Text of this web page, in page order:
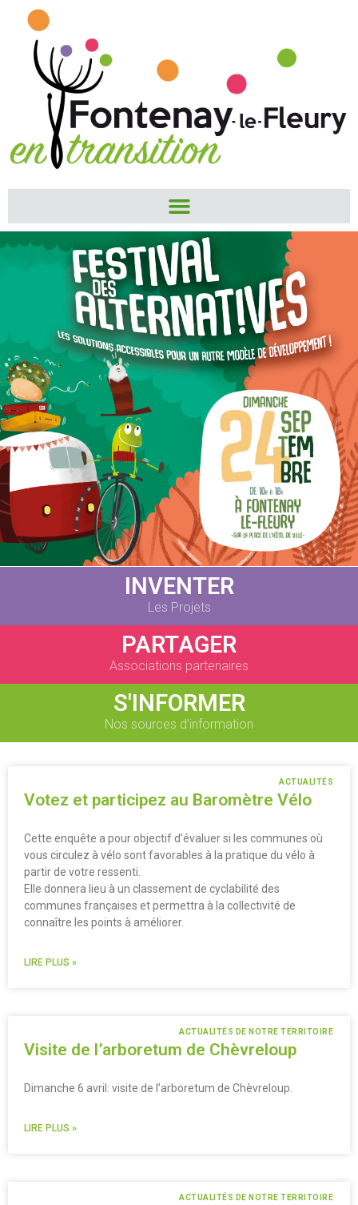
INVENTER
Les Projets
PARTAGER
Associations partenaires
S'INFORMER
Nos sources d’information
ACTUALITÉS
Votez et participez au Baromètre Vélo
Cette enquête a pour objectif d’évaluer si les communes où
vous circulez à vélo sont favorables à la pratique du vélo à
partir de votre ressenti.
Elle donnera lieu à un classement de cyclabilité des
communes françaises et permettra à la collectivité de
connaître les points à améliorer.
LIRE PLUS »
ACTUALITÉS DE NOTRE TERRITOIRE
Visite de l’arboretum de Chèvreloup
Dimanche 6 avril: visite de l’arboretum de Chèvreloup.
LIRE PLUS »
ACTUALITÉS DE NOTRE TERRITOIRE